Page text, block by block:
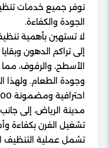
نوفر جميع خدمات
الجودة والكفاءة.
لا تستهين بأهمية
إلى تراكم الدهون
الأسطح، والرفوف، مما
وجودة الطعام. ولهذا
مدينة الرياض، إلى
تشغيل الفرن بكفاءة
تشمل عملية التنظيف